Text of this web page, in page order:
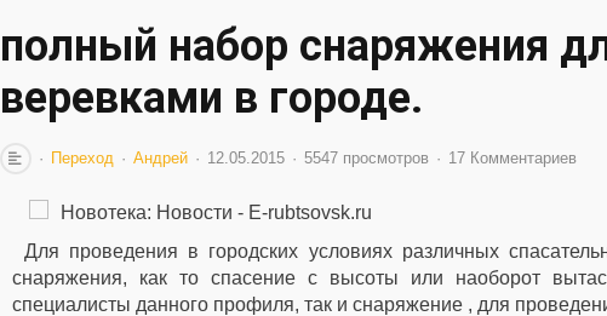
полный набор снаряжения
веревками в городе.
Переход Андрей 12.05.2015 5547 просмотров 17 Комментариев
Для проведения в городских условиях различных
снаряжения, как то спасение с высоты или наоборот
специалисты данного профиля, так и снаряжение , для